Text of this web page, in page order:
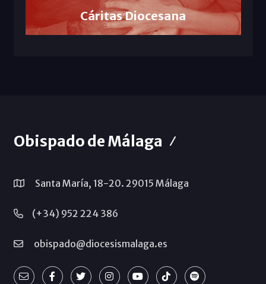
Cáritas Diocesana
Obispado de Málaga
Santa María, 18-20. 29015 Málaga
(+34) 952 224 386
obispado@diocesismalaga.es